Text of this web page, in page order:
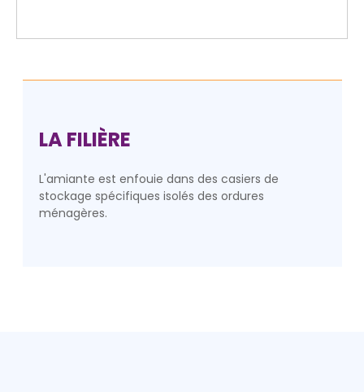
LA FILIÈRE
L'amiante est enfouie dans des casiers de
stockage spécifiques isolés des ordures
ménagères.